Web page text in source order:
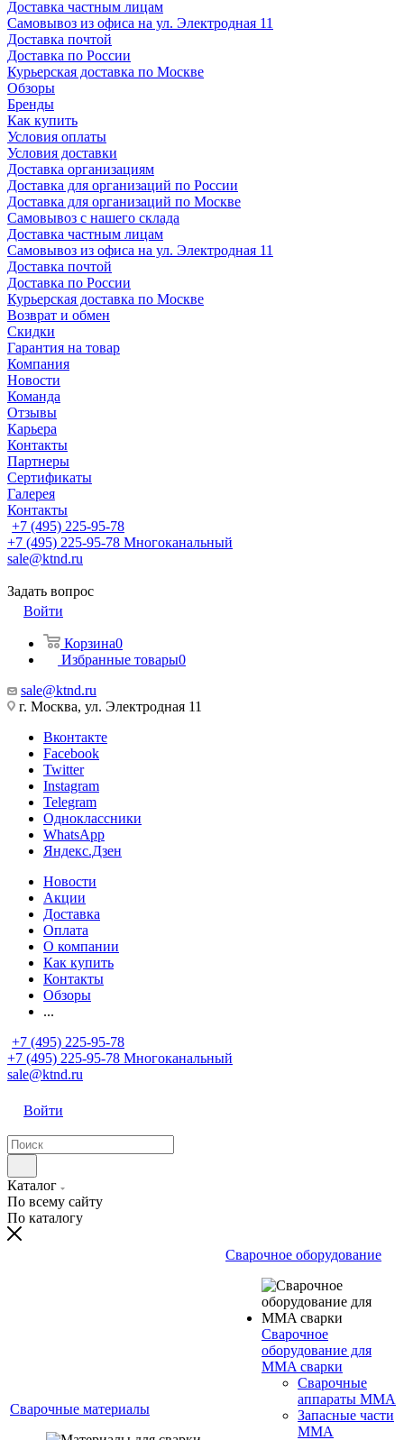
Доставка частным лицам
Самовывоз из офиса на ул. Электродная 11
Доставка почтой
Доставка по России
Курьерская доставка по Москве
Обзоры
Бренды
Как купить
Условия оплаты
Условия доставки
Доставка организациям
Доставка для организаций по России
Доставка для организаций по Москве
Самовывоз с нашего склада
Доставка частным лицам
Самовывоз из офиса на ул. Электродная 11
Доставка почтой
Доставка по России
Курьерская доставка по Москве
Возврат и обмен
Скидки
Гарантия на товар
Компания
Новости
Команда
Отзывы
Карьера
Контакты
Партнеры
Сертификаты
Галерея
Контакты
+7 (495) 225-95-78
+7 (495) 225-95-78 Многоканальный
sale@ktnd.ru
Задать вопрос
Войти
Корзина0
Избранные товары0
sale@ktnd.ru
г. Москва, ул. Электродная 11
Вконтакте
Facebook
Twitter
Instagram
Telegram
Одноклассники
WhatsApp
Яндекс.Дзен
Новости
Акции
Доставка
Оплата
О компании
Как купить
Контакты
Обзоры
...
+7 (495) 225-95-78
+7 (495) 225-95-78 Многоканальный
sale@ktnd.ru
Войти
Каталог
По всему сайту
По каталогу
Сварочные материалы
Сварочное оборудование
Сварочное
оборудование для
MMA сварки
Сварочные
аппараты MMA
Запасные части
MMA